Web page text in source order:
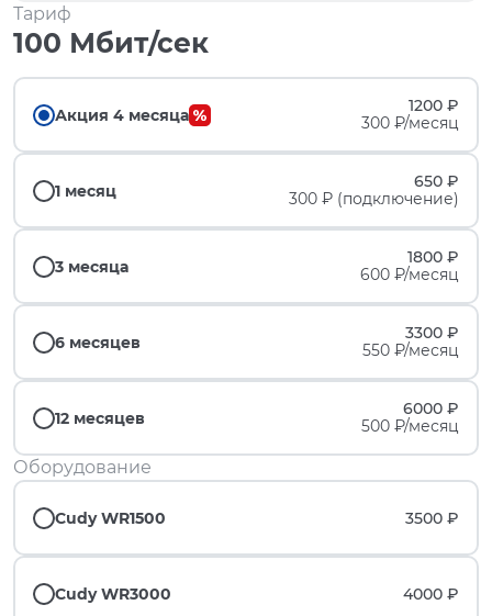
Тариф
100 Мбит/сек
Акция 4 месяца
1200 ₽
300 ₽/месяц
1 месяц
650 ₽
300 ₽ (подключение)
3 месяца
1800 ₽
600 ₽/месяц
6 месяцев
3300 ₽
550 ₽/месяц
12 месяцев
6000 ₽
500 ₽/месяц
Оборудование
Cudy WR1500 3500 ₽
Cudy WR3000 4000 ₽